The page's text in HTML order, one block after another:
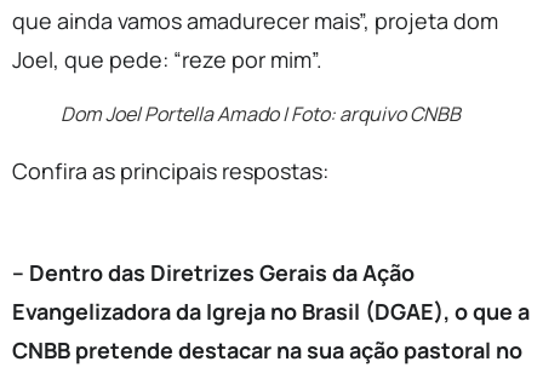
que ainda vamos amadurecer mais”, projeta dom
Joel, que pede: “reze por mim”.
Dom Joel Portella Amado | Foto: arquivo CNBB
Confira as principais respostas:
– Dentro das Diretrizes Gerais da Ação
Evangelizadora da Igreja no Brasil (DGAE), o que a
CNBB pretende destacar na sua ação pastoral no